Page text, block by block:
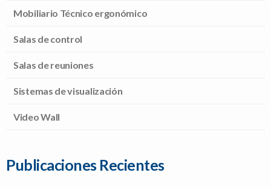
Mobiliario Técnico ergonómico
Salas de control
Salas de reuniones
Sistemas de visualización
Video Wall
Publicaciones Recientes